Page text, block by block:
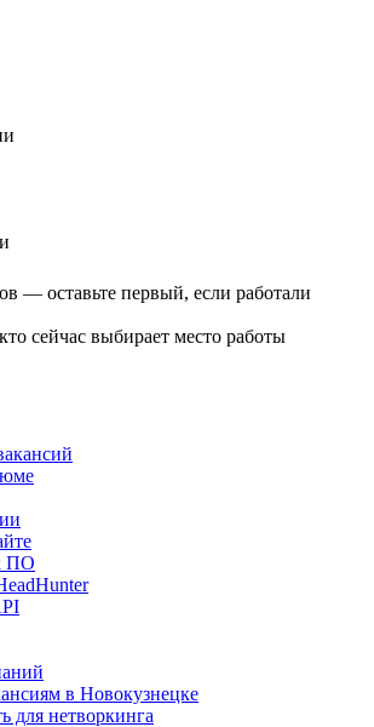
— оставьте первый, если работали
сейчас выбирает место работы
ПО
в Новокузнецке
для нетворкинга